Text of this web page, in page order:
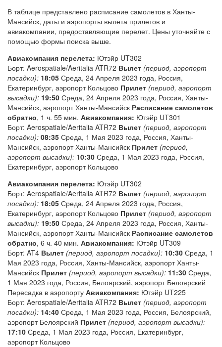
В таблице представлено расписание самолетов в Ханты-
Мансийск, даты и аэропорты вылета прилетов и
авиакомпании, предоставляющие перелет. Цены уточняйте с
помощью формы поиска выше.
Авиакомпания перелета: Ютэйр UT302
Борт: Aerospatiale/Aeritalia ATR72 Вылет (период, аэропорт
посадки): 18:05 Среда, 24 Апреля 2023 года, Россия,
Екатеринбург, аэропорт Кольцово Прилет (период, аэропорт
высадки): 19:50 Среда, 24 Апреля 2023 года, Россия, Ханты-
Мансийск, аэропорт Ханты-Мансийск Расписание самолетов
обратно, 1 ч. 55 мин. Авиакомпания: Ютэйр UT301
Борт: Aerospatiale/Aeritalia ATR72 Вылет (период, аэропорт
посадки): 08:35 Среда, 1 Мая 2023 года, Россия, Ханты-
Мансийск, аэропорт Ханты-Мансийск Прилет (период,
аэропорт высадки): 10:30 Среда, 1 Мая 2023 года, Россия,
Екатеринбург, аэропорт Кольцово
Авиакомпания перелета: Ютэйр UT302
Борт: Aerospatiale/Aeritalia ATR72 Вылет (период, аэропорт
посадки): 18:05 Среда, 24 Апреля 2023 года, Россия,
Екатеринбург, аэропорт Кольцово Прилет (период, аэропорт
высадки): 19:50 Среда, 24 Апреля 2023 года, Россия, Ханты-
Мансийск, аэропорт Ханты-Мансийск Расписание самолетов
обратно, 6 ч. 40 мин. Авиакомпания: Ютэйр UT309
Борт: AT4 Вылет (период, аэропорт посадки): 10:30 Среда, 1
Мая 2023 года, Россия, Ханты-Мансийск, аэропорт Ханты-
Мансийск Прилет (период, аэропорт высадки): 11:30 Среда,
1 Мая 2023 года, Россия, Белоярский, аэропорт Белоярский
Пересадка в аэропорту Авиакомпания: Ютэйр UT225
Борт: Aerospatiale/Aeritalia ATR72 Вылет (период, аэропорт
посадки): 14:40 Среда, 1 Мая 2023 года, Россия, Белоярский,
аэропорт Белоярский Прилет (период, аэропорт высадки):
17:10 Среда, 1 Мая 2023 года, Россия, Екатеринбург,
аэропорт Кольцово